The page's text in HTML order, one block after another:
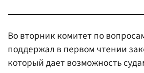
Во вторник комитет по
поддержал в первом чтении
который дает возможность